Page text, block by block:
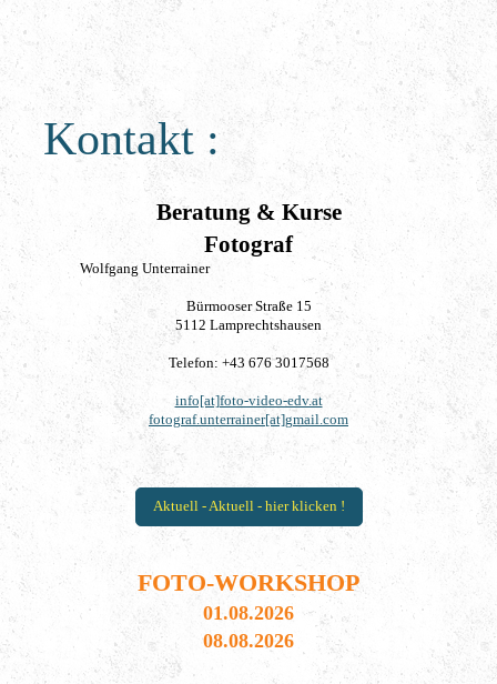
Kontakt :
Beratung & Kurse
Fotograf
Wolfgang Unterrainer
Bürmooser Straße 15
5112 Lamprechtshausen
Telefon: +43 676 3017568
info[at]foto-video-edv.at
fotograf.unterrainer[at]gmail.com
Aktuell - Aktuell - hier klicken !
FOTO-WORKSHOP
01.08.2026
08.08.2026